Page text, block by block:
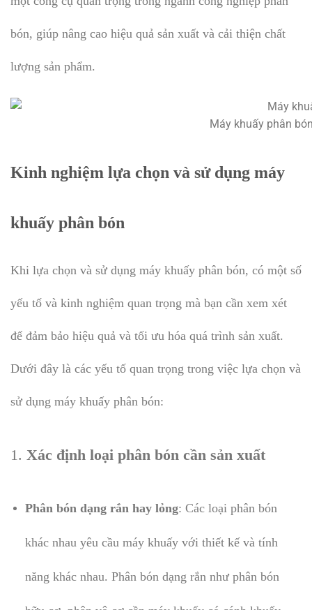
bón, giúp nâng cao hiệu quả sản xuất và cải thiện chất
lượng sản phẩm.
Máy khuấy phân
Kinh nghiệm lựa chọn và sử dụng máy
khuấy phân bón
Khi lựa chọn và sử dụng máy khuấy phân bón, có một số
yếu tố và kinh nghiệm quan trọng mà bạn cần xem xét
để đảm bảo hiệu quả và tối ưu hóa quá trình sản xuất.
Dưới đây là các yếu tố quan trọng trong việc lựa chọn và
sử dụng máy khuấy phân bón:
1. Xác định loại phân bón cần sản xuất
Phân bón dạng rắn hay lỏng: Các loại phân bón
khác nhau yêu cầu máy khuấy với thiết kế và tính
năng khác nhau. Phân bón dạng rắn như phân bón